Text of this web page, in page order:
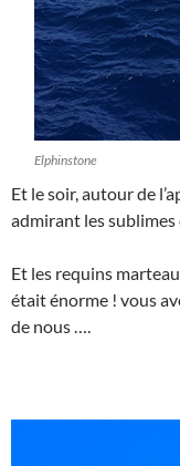
Elphinstone
Et le soir, autour de
admirant les
Et les requins
était énorme ! vous
de nous ….